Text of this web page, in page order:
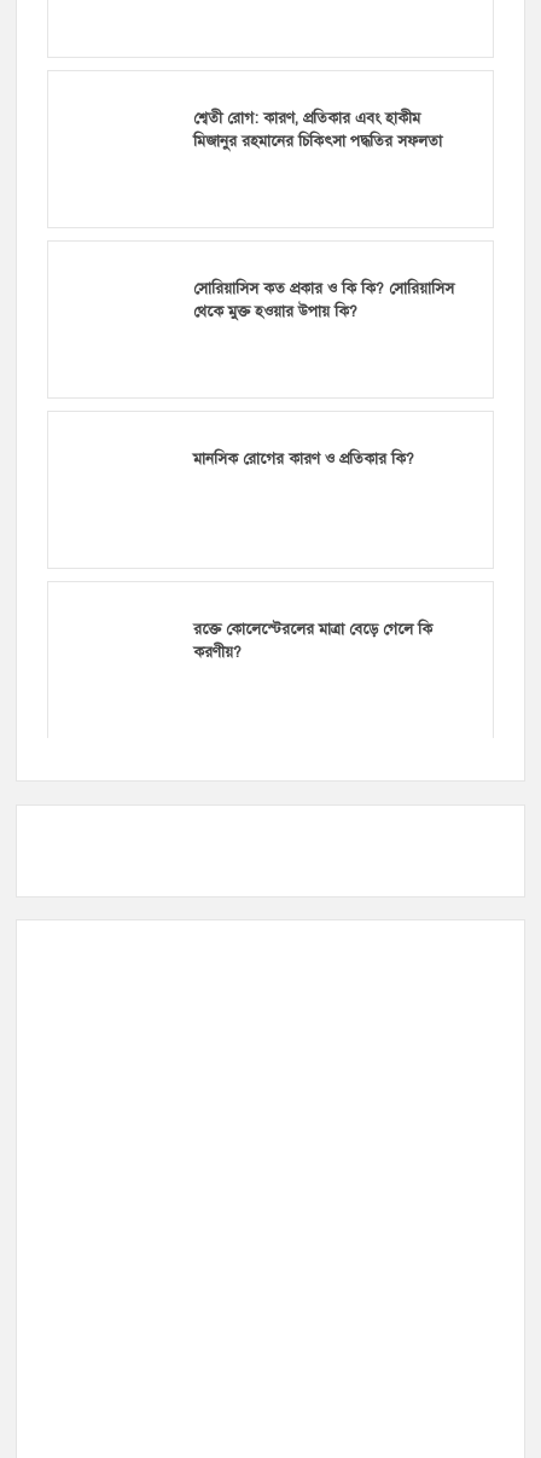
শ্বেতী রোগ: কারণ, প্রতিকার এবং হাকীম
মিজানুর রহমানের চিকিৎসা পদ্ধতির সফলতা
সোরিয়াসিস কত প্রকার ও কি কি? সোরিয়াসিস
থেকে মুক্ত হওয়ার উপায় কি?
মানসিক রোগের কারণ ও প্রতিকার কি?
রক্তে কোলেস্টেরলের মাত্রা বেড়ে গেলে কি
করণীয়?